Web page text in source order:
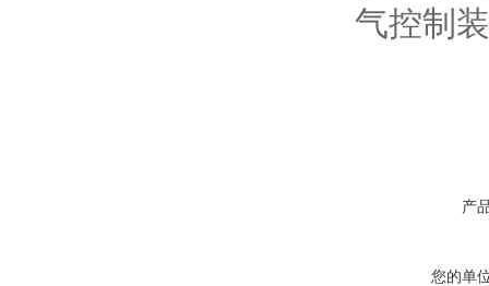
气控制
产
您的单